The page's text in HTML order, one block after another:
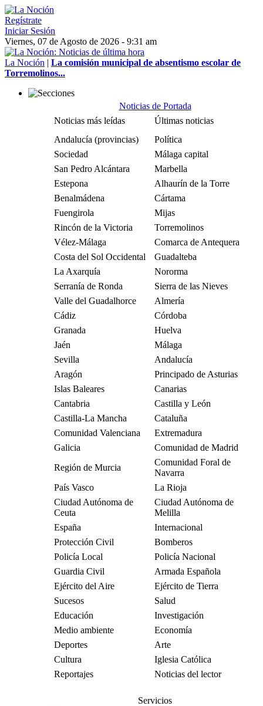
Regístrate
Iniciar Sesión
Viernes, 07 de Agosto de 2026 - 9:31 am
La Noción | La comisión municipal de absentismo escolar de
Torremolinos...
Noticias de Portada
Noticias más leídas
Últimas noticias
Andalucía (provincias)
Política
Sociedad
Málaga capital
San Pedro Alcántara
Marbella
Estepona
Alhaurín de la Torre
Benalmádena
Cártama
Fuengirola
Mijas
Rincón de la Victoria
Torremolinos
Vélez-Málaga
Comarca de Antequera
Costa del Sol Occidental
Guadalteba
La Axarquía
Nororma
Serranía de Ronda
Sierra de las Nieves
Valle del Guadalhorce
Almería
Cádiz
Córdoba
Granada
Huelva
Jaén
Málaga
Sevilla
Andalucía
Aragón
Principado de Asturias
Islas Baleares
Canarias
Cantabria
Castilla y León
Castilla-La Mancha
Cataluña
Comunidad Valenciana
Extremadura
Galicia
Comunidad de Madrid
Región de Murcia
Comunidad Foral de
Navarra
País Vasco
La Rioja
Ciudad Autónoma de
Ceuta
Ciudad Autónoma de
Melilla
España
Internacional
Protección Civil
Bomberos
Policía Local
Policía Nacional
Guardia Civil
Armada Española
Ejército del Aire
Ejército de Tierra
Sucesos
Salud
Educación
Investigación
Medio ambiente
Economía
Deportes
Arte
Cultura
Iglesia Católica
Reportajes
Noticias del lector
Servicios